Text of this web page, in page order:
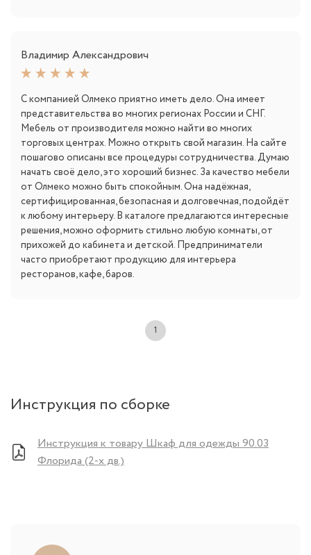
Владимир Александрович
С компанией Олмеко приятно иметь дело. Она имеет
представительства во многих регионах России и СНГ.
Мебель от производителя можно найти во многих
торговых центрах. Можно открыть свой магазин. На сайте
пошагово описаны все процедуры сотрудничества. Думаю
начать своё дело, это хороший бизнес. За качество мебели
от Олмеко можно быть спокойным. Она надёжная,
сертифицированная, безопасная и долговечная, подойдёт
к любому интерьеру. В каталоге предлагаются интересные
решения, можно оформить стильно любую комнаты, от
прихожей до кабинета и детской. Предприниматели
часто приобретают продукцию для интерьера
ресторанов, кафе, баров.
1
Инструкция по сборке
Инструкция к товару Шкаф для одежды 90.03
Флорида (2-х дв.)